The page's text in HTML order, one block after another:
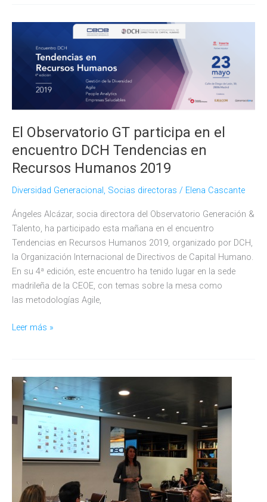
webinar
digitalización
RRHH»
El Observatorio GT participa en el
encuentro DCH Tendencias en
Recursos Humanos 2019
Diversidad Generacional, Socias directoras / Elena Cascante
Ángeles Alcázar, socia directora del Observatorio Generación &
Talento, ha participado esta mañana en el encuentro
Tendencias en Recursos Humanos 2019, organizado por DCH,
la Organización Internacional de Directivos de Capital Humano.
En su 4ª edición, este encuentro ha tenido lugar en la sede
madrileña de la CEOE, con temas sobre la mesa como
las metodologías Agile,
El
en
el
encuentro
DCH
Tendencias
Humanos
2019
Leer más »